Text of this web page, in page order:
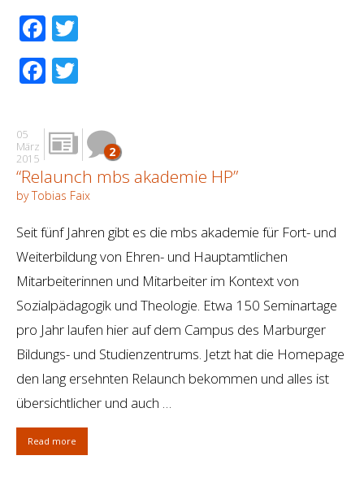
Facebook
Facebook
05
März
2015
2
“Relaunch mbs akademie HP”
by Tobias Faix
Seit fünf Jahren gibt es die mbs akademie für Fort- und
Weiterbildung von Ehren- und Hauptamtlichen
Mitarbeiterinnen und Mitarbeiter im Kontext von
Sozialpädagogik und Theologie. Etwa 150 Seminartage
pro Jahr laufen hier auf dem Campus des Marburger
Bildungs- und Studienzentrums. Jetzt hat die Homepage
den lang ersehnten Relaunch bekommen und alles ist
übersichtlicher und auch …
Read more